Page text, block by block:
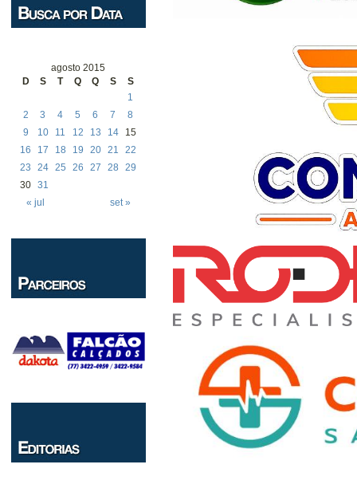
agosto 2015
D
S T Q Q S S
« jul set »
1
2
3 4 5 6 7
8
9
10 11 12 13 14
15
16
17 18 19 20 21
22
23
24 25 26 27 28
29
30 31